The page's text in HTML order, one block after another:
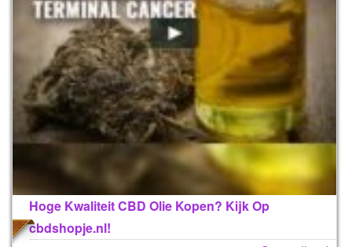
Hoge Kwaliteit CBD Olie Kopen? Kijk Op
cbdshopje.nl!